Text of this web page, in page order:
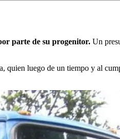
parte de su progenitor. Un
quien luego de un tiempo y al